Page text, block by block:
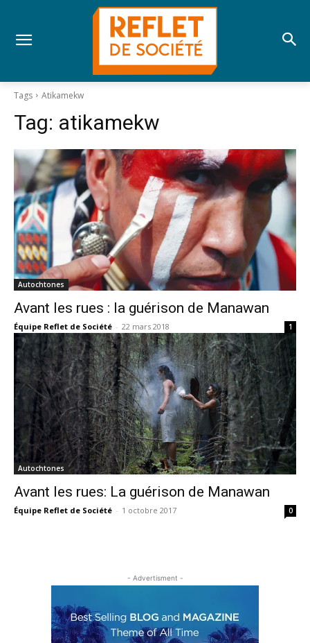
Tags Atikamekw
Tag: atikamekw
Autochtones
Avant les rues : la guérison de Manawan
Équipe Reflet de Société - 22 mars 2018 1
Autochtones
Avant les rues: La guérison de Manawan
Équipe Reflet de Société - 1 octobre 2017 0
- Advertisment -